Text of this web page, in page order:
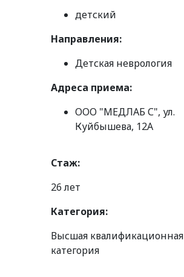
детский
Направления:
Детская неврология
Адреса приема:
ООО "МЕДЛАБ С", ул.
Куйбышева, 12А
Стаж:
26 лет
Категория:
Высшая квалификационная
категория